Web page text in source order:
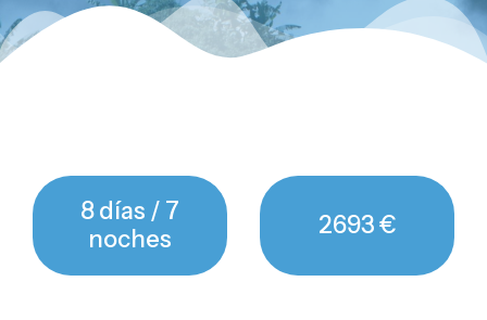
8 días / 7
noches
2693 €